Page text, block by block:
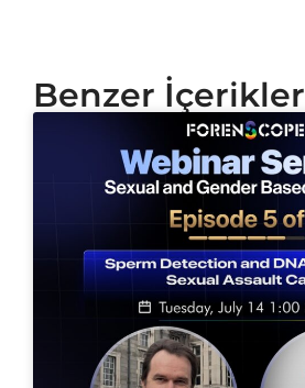
Benzer İçerikler